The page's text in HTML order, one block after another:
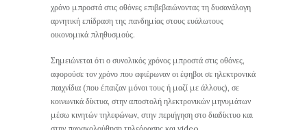
χρόνο μπροστά στις οθόνες επιβεβαιώνοντας τη δυσανάλογη
αρνητική επίδραση της πανδημίας στους ευάλωτους
οικονομικά πληθυσμούς.
Σημειώνεται ότι ο συνολικός χρόνος μπροστά στις οθόνες,
αφορούσε τον χρόνο που αφιέρωναν οι έφηβοι σε ηλεκτρονικά
παιχνίδια (που έπαιζαν μόνοι τους ή μαζί με άλλους), σε
κοινωνικά δίκτυα, στην αποστολή ηλεκτρονικών μηνυμάτων
μέσω κινητών τηλεφώνων, στην περιήγηση στο διαδίκτυο και